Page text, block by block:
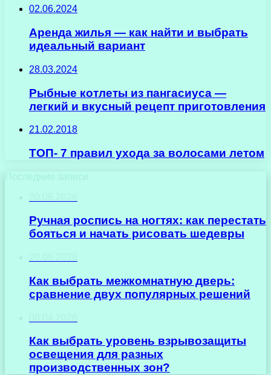
02.06.2024
Аренда жилья — как найти и выбрать
идеальный вариант
28.03.2024
Рыбные котлеты из пангасиуса —
легкий и вкусный рецепт приготовления
21.02.2018
ТОП- 7 правил ухода за волосами летом
Последние записи
Ручная роспись на ногтях: как перестать
бояться и начать рисовать шедевры
Как выбрать межкомнатную дверь:
сравнение двух популярных решений
Как выбрать уровень взрывозащиты
освещения для разных
производственных зон?